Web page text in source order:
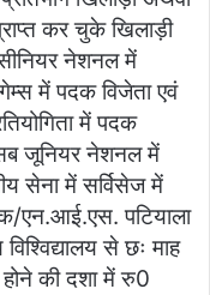
कर चुके खिलाड़ी
नेशनल में
गेम्स में पदक विजेता एवं
में पदक
जूनियर नेशनल में
सेना में सर्विसेज में
एन.आई.एस. पटियाला
से छः माह
होने की दशा में रु0